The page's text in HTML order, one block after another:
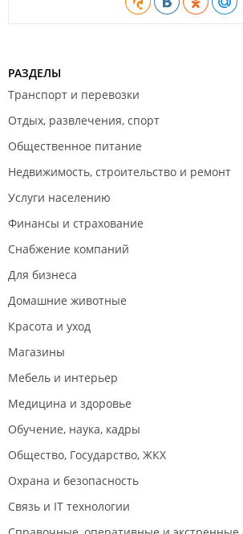
РАЗДЕЛЫ
Транспорт и перевозки
Отдых, развлечения, спорт
Общественное питание
Недвижимость, строительство и ремонт
Услуги населению
Финансы и страхование
Снабжение компаний
Для бизнеса
Домашние животные
Красота и уход
Магазины
Мебель и интерьер
Медицина и здоровье
Обучение, наука, кадры
Общество, Государство, ЖКХ
Охрана и безопасность
Связь и IT технологии